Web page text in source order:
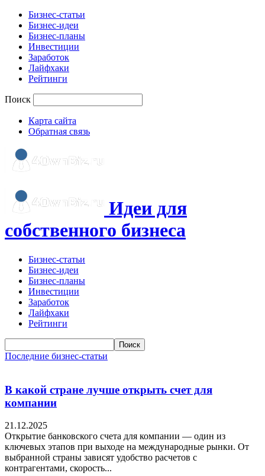
Бизнес-статьи
Бизнес-идеи
Бизнес-планы
Инвестиции
Заработок
Лайфхаки
Рейтинги
Поиск
Карта сайта
Обратная связь
Идеи для
собственного бизнеса
Бизнес-статьи
Бизнес-идеи
Бизнес-планы
Инвестиции
Заработок
Лайфхаки
Рейтинги
Последние бизнес-статьи
В какой стране лучше открыть счет для
компании
21.12.2025
Открытие банковского счета для компании — один из
ключевых этапов при выходе на международные рынки. От
выбранной страны зависят удобство расчетов с
контрагентами, скорость...